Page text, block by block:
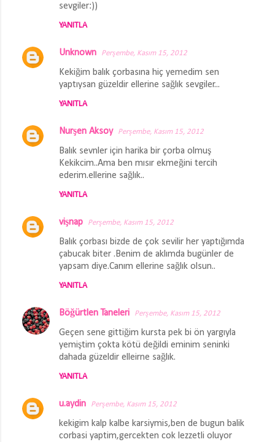
sevgiler:))
YANITLA
Unknown Perşembe, Kasım 15, 2012
Kekiğim balık çorbasına hiç yemedim sen
yaptıysan güzeldir ellerine sağlık sevgiler...
YANITLA
Nurşen Aksoy Perşembe, Kasım 15, 2012
Balık sevnler için harika bir çorba olmuş
Kekikcim..Ama ben mısır ekmeğini tercih
ederim.ellerine sağlık..
YANITLA
vişnap Perşembe, Kasım 15, 2012
Balık çorbası bizde de çok sevilir her yaptığımda
çabucak biter .Benim de aklımda bugünler de
yapsam diye.Canım ellerine sağlık olsun..
YANITLA
Böğürtlen Taneleri Perşembe, Kasım 15, 2012
Geçen sene gittiğim kursta pek bi ön yargıyla
yemiştim çokta kötü değildi eminim seninki
dahada güzeldir elleirne sağlık.
YANITLA
u.aydin Perşembe, Kasım 15, 2012
kekigim kalp kalbe karsiymis,ben de bugun balik
corbasi yaptim,gercekten cok lezzetli oluyor